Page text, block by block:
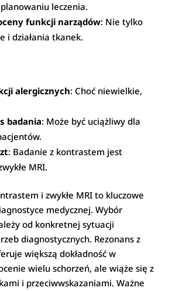
leczenia.
funkcji narządów: Nie tylko
i działania tkanek.
alergicznych: Choć niewielkie,
badania: Może być uciążliwy dla
: Badanie z kontrastem jest
MRI.
i zwykłe MRI to kluczowe
medycznej. Wybór
od konkretnej sytuacji
diagnostycznych. Rezonans z
większą dokładność w
wielu schorzeń, ale wiąże się z
i przeciwwskazaniami. Ważne